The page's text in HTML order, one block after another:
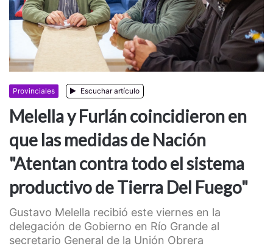
Provinciales Escuchar artículo
Melella y Furlán coincidieron en
que las medidas de Nación
"Atentan contra todo el sistema
productivo de Tierra Del Fuego"
Gustavo Melella recibió este viernes en la
delegación de Gobierno en Río Grande al
secretario General de la Unión Obrera